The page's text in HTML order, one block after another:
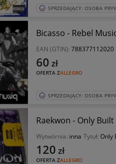
SPRZEDAJĄCY: OSOBA
Bicasso - Rebel
EAN (GTIN): 788377112020
OFERTA ZALLEGRO
60 zł
SPRZEDAJĄCY: OSOBA
Raekwon - Only Built
Wytwórnia: inna Tytuł: Only
OFERTA ZALLEGRO
120 zł